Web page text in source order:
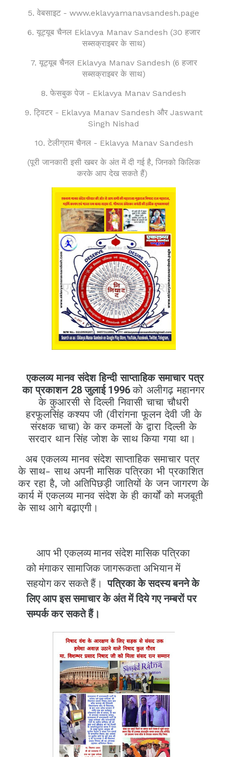
5. वेबसाइट - www.eklavyamanavsandesh.page
6. यूट्यूब चैनल Eklavya Manav Sandesh (30 हजार
सब्सक्राइबर के साथ)
7. यूट्यूब चैनल Eklavya Manav Sandesh (6 हजार
सब्सक्राइबर के साथ)
8. फेसबुक पेज - Eklavya Manav Sandesh
9. ट्विटर - Eklavya Manav Sandesh और Jaswant
Singh Nishad
10. टेलीग्राम चैनल - Eklavya Manav Sandesh
(पूरी जानकारी इसी खबर के अंत में दी गई है, जिनको किलिक
करके आप देख सकते हैं)
एकलव्य मानव संदेश हिन्दी साप्ताहिक समाचार पत्र
का प्रकाशन 28 जुलाई 1996को अलीगढ़ महानगर
के कुआरसी से दिल्ली निवासी चाचा चौधरी
हरफूलसिंह कश्यप जी (वीरांगना फूलन देवी जी के
संरक्षक चाचा) के कर कमलों के द्वारा दिल्ली के
सरदार थान सिंह जोश के साथ किया गया था।
अब एकलव्य मानव संदेश साप्ताहिक समाचार पत्र
के साथ- साथ अपनी मासिक पत्रिका भी प्रकाशित
कर रहा है, जो अतिपिछड़ी जातियों के जन जागरण के
कार्य में एकलव्य मानव संदेश के ही कार्यों को मजबूती
के साथ आगे बढ़ाएगी।
आप भी एकलव्य मानव संदेश मासिक पत्रिका
को मंगाकर सामाजिक जागरूकता अभियान में
सहयोग कर सकते हैं।पत्रिका के सदस्य बनने के
लिए आप इस समाचार के अंत में दिये गए नम्बरों पर
सम्पर्क कर सकते हैं।